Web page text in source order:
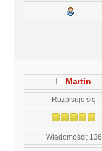
Martin
Rozpisuje się
Wiadomości: 136